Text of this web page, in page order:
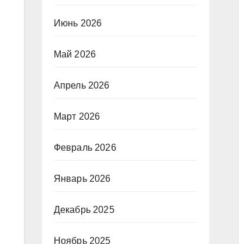
Июнь 2026
Май 2026
Апрель 2026
Март 2026
Февраль 2026
Январь 2026
Декабрь 2025
Ноябрь 2025